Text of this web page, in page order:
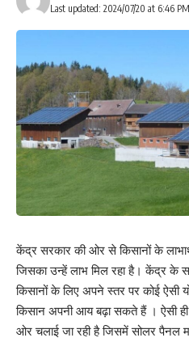
Last updated: 2024/07/20 at 6:46 PM
केंद्र सरकार की ओर से किसानों के
जिसका उन्हें लाभ मिल रहा है। केंद्र के
किसानों के लिए अपने स्तर पर कोई ऐसी
किसान अपनी आय बढ़ा सकते हैं । ऐसी
ओर चलाई जा रही है जिसमें सोलर पैनल